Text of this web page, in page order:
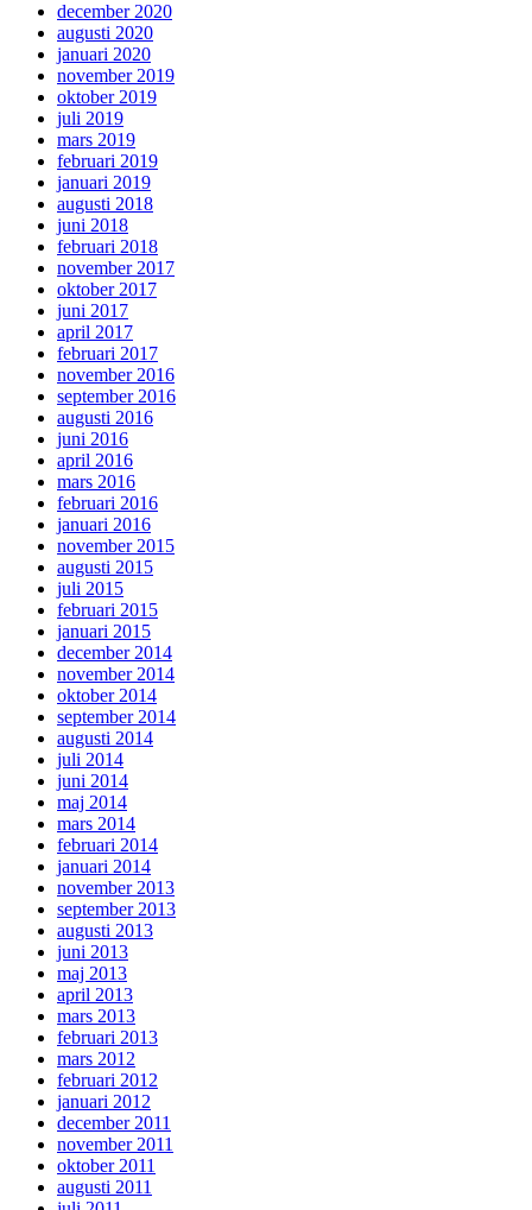
december 2020
augusti 2020
januari 2020
november 2019
oktober 2019
juli 2019
mars 2019
februari 2019
januari 2019
augusti 2018
juni 2018
februari 2018
november 2017
oktober 2017
juni 2017
april 2017
februari 2017
november 2016
september 2016
augusti 2016
juni 2016
april 2016
mars 2016
februari 2016
januari 2016
november 2015
augusti 2015
juli 2015
februari 2015
januari 2015
december 2014
november 2014
oktober 2014
september 2014
augusti 2014
juli 2014
juni 2014
maj 2014
mars 2014
februari 2014
januari 2014
november 2013
september 2013
augusti 2013
juni 2013
maj 2013
april 2013
mars 2013
februari 2013
mars 2012
februari 2012
januari 2012
december 2011
november 2011
oktober 2011
augusti 2011